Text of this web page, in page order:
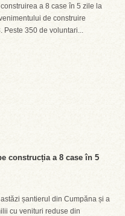
a 8 case în 5 zile la
de construire
Peste 350 de voluntari...
construcția a 8 case în 5
șantierul din Cumpăna și a
cu venituri reduse din